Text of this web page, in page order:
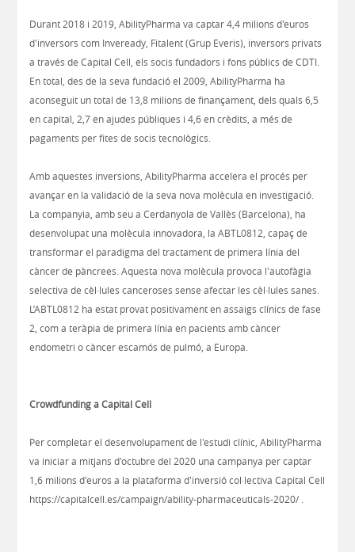
Durant 2018 i 2019, AbilityPharma va captar 4,4 milions d'euros
d'inversors com Inveready, Fitalent (Grup Everis), inversors privats
a través de Capital Cell, els socis fundadors i fons públics de CDTI.
En total, des de la seva fundació el 2009, AbilityPharma ha
aconseguit un total de 13,8 milions de finançament, dels quals 6,5
en capital, 2,7 en ajudes públiques i 4,6 en crèdits, a més de
pagaments per fites de socis tecnològics.
Amb aquestes inversions, AbilityPharma accelera el procés per
avançar en la validació de la seva nova molècula en investigació.
La companyia, amb seu a Cerdanyola de Vallès (Barcelona), ha
desenvolupat una molècula innovadora, la ABTL0812, capaç de
transformar el paradigma del tractament de primera línia del
càncer de pàncrees. Aquesta nova molècula provoca l'autofàgia
selectiva de cèl·lules canceroses sense afectar les cèl·lules sanes.
L’ABTL0812 ha estat provat positivament en assaigs clínics de fase
2, com a teràpia de primera línia en pacients amb càncer
endometri o càncer escamós de pulmó, a Europa.
Crowdfunding a Capital Cell
Per completar el desenvolupament de l'estudi clínic, AbilityPharma
va iniciar a mitjans d'octubre del 2020 una campanya per captar
1,6 milions d'euros a la plataforma d'inversió col·lectiva Capital Cell
https://capitalcell.es/campaign/ability-pharmaceuticals-2020/